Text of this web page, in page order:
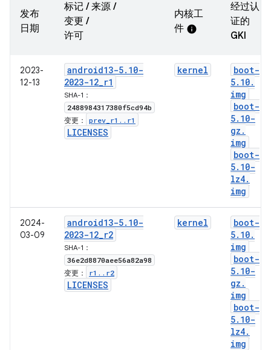
发布
日期
标记 / 来源 /
变更 /
许可
内核工
件 info
经过认
证的
GKI
2023-
12-13
android13-5. 10-
2023-12_r1
SHA-1：
2488984317380f5cd94b
变更： prev r1 . . r1
LICENSES
kernel
boot-
5. 10.
img
boot-
5. 10-
gz .
img
boot-
5. 10-
lz4.
img
2024-
03-09
android13-5. 10-
2023-12_r2
SHA-1：
36e2d8870aee56a82a98
变更： r1 . . r2
LICENSES
kernel
boot-
5. 10.
img
boot-
5. 10-
gz .
img
boot-
5. 10-
lz4.
img